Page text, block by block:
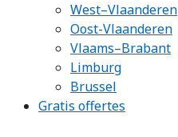
West–Vlaanderen
Oost-Vlaanderen
Vlaams–Brabant
Limburg
Brussel
Gratis offertes